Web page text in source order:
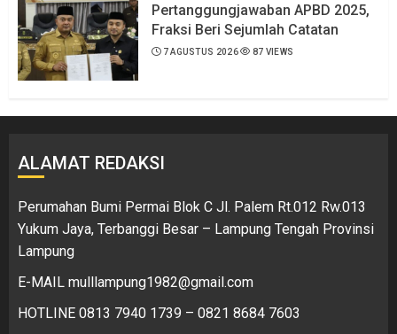
Pertanggungjawaban APBD 2025,
Fraksi Beri Sejumlah Catatan
7 AGUSTUS 2026 87 VIEWS
ALAMAT REDAKSI
Perumahan Bumi Permai Blok C Jl. Palem Rt.012 Rw.013
Yukum Jaya, Terbanggi Besar – Lampung Tengah Provinsi
Lampung
E-MAIL mulllampung1982@gmail.com
HOTLINE 0813 7940 1739 – 0821 8684 7603